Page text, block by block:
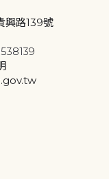
興路139號